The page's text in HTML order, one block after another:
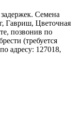
Семена
Гавриш, Цветочная
позвонив по
(требуется
адресу: 127018,